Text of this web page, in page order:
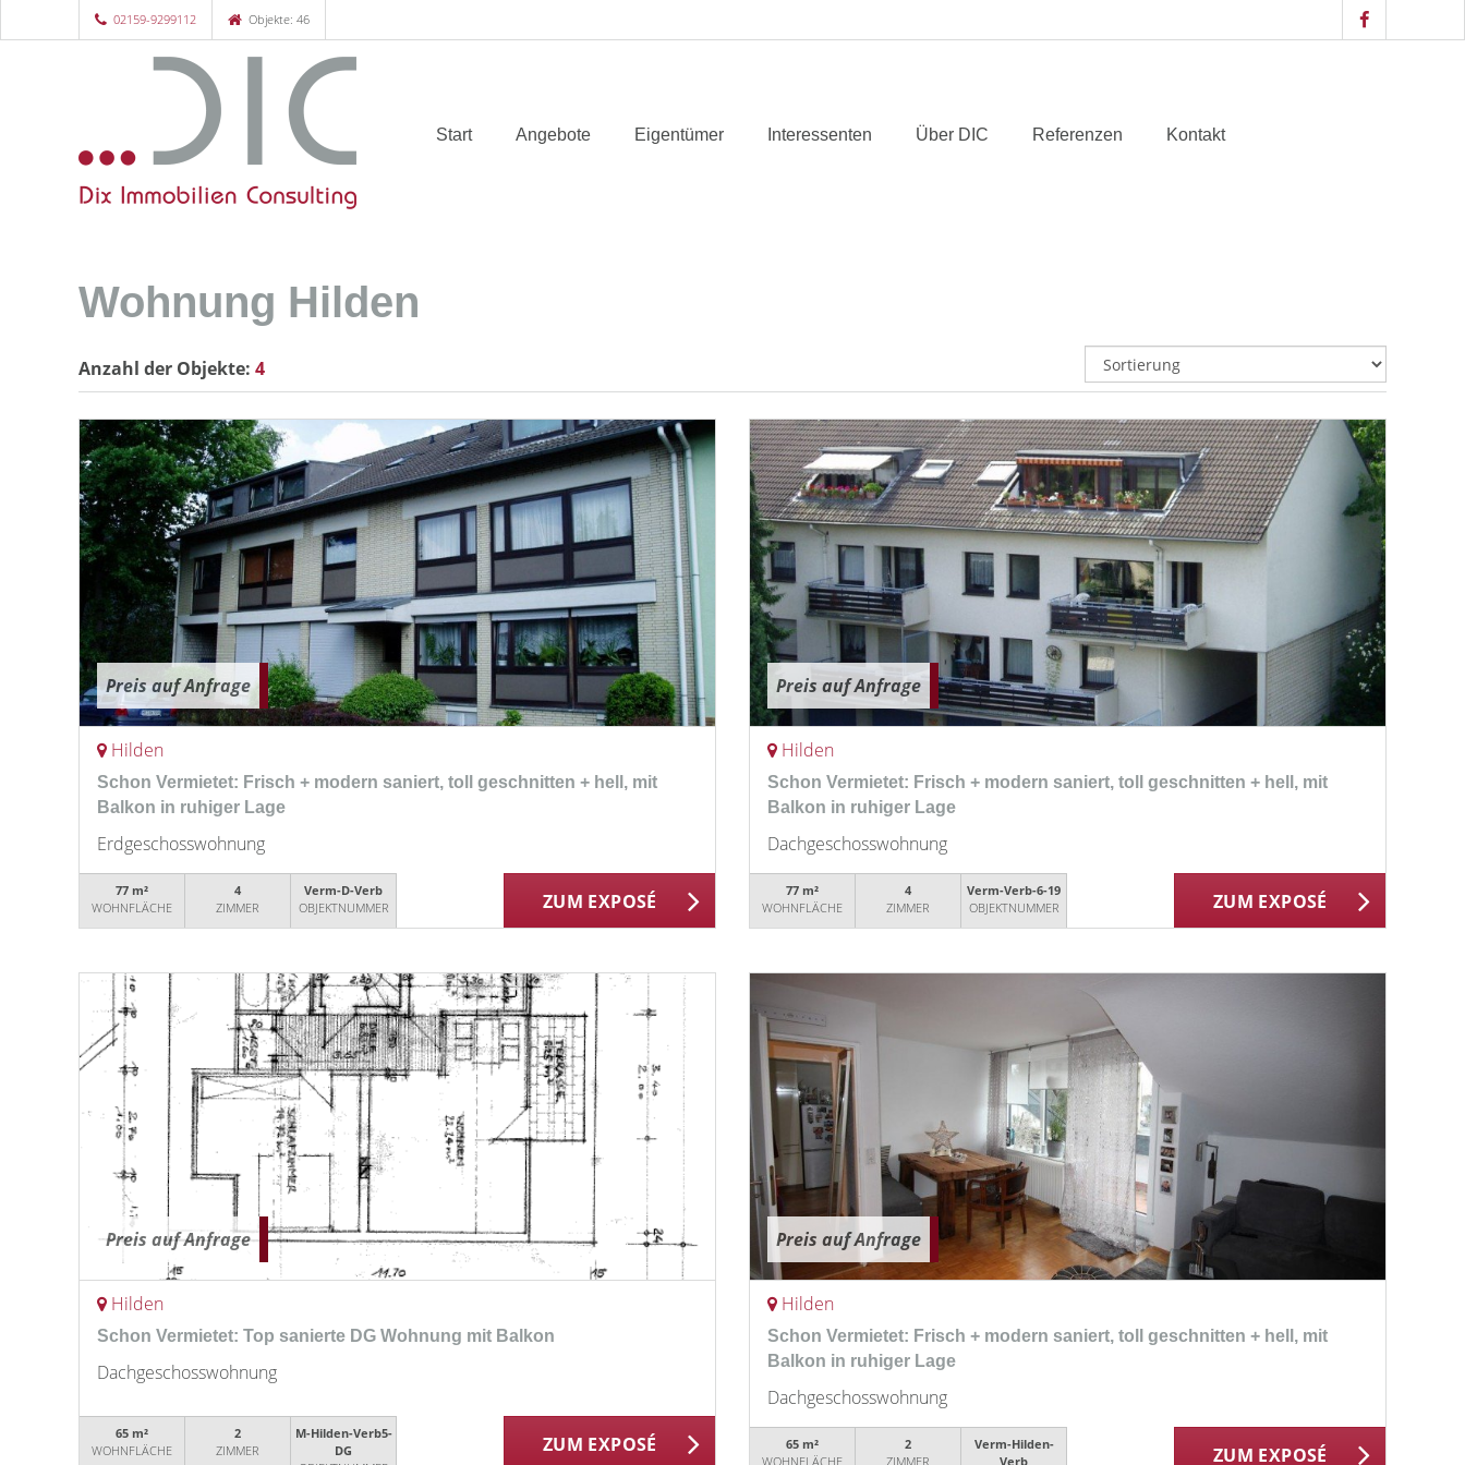
02159-9299112 Objekte: 46
Start Angebote Eigentümer Interessenten Über DIC Referenzen Kontakt
Wohnung Hilden
Anzahl der Objekte: 4
Preis auf Anfrage
Hilden
Schon Vermietet: Frisch + modern saniert, toll geschnitten + hell, mit
Balkon in ruhiger Lage
Erdgeschosswohnung
77 m²
WOHNFLÄCHE
4
ZIMMER
Verm-D-Verb
OBJEKTNUMMER
ZUM EXPOSÉ
Preis auf Anfrage
Hilden
Schon Vermietet: Frisch + modern saniert, toll geschnitten + hell, mit
Balkon in ruhiger Lage
Dachgeschosswohnung
77 m²
WOHNFLÄCHE
4
ZIMMER
Verm-Verb-6-19
OBJEKTNUMMER
ZUM EXPOSÉ
Preis auf Anfrage
Hilden
Schon Vermietet: Top sanierte DG Wohnung mit Balkon
Dachgeschosswohnung
65 m²
WOHNFLÄCHE
2
ZIMMER
M-Hilden-Verb5-
DG
ZUM EXPOSÉ
Preis auf Anfrage
Hilden
Schon Vermietet: Frisch + modern saniert, toll geschnitten + hell, mit
Balkon in ruhiger Lage
Dachgeschosswohnung
65 m²
WOHNFLÄCHE
2
ZIMMER
Verm-Hilden-
Verb
ZUM EXPOSÉ